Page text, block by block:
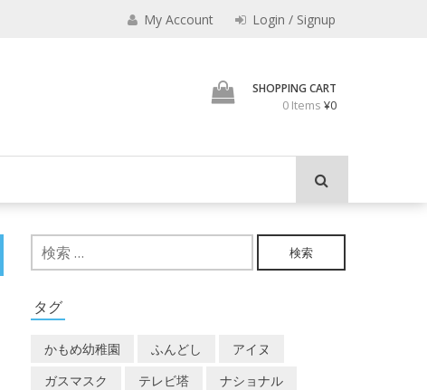
加藤茶の缶詰
My Account Login / Signup
SHOPPING CART
0 Items ¥0
検
索:
タグ
かもめ幼稚園 ふんどし
アイヌ
ガスマスク
テレビ塔
ナショナル